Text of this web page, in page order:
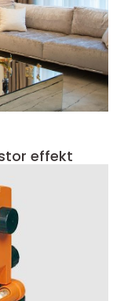
effekt